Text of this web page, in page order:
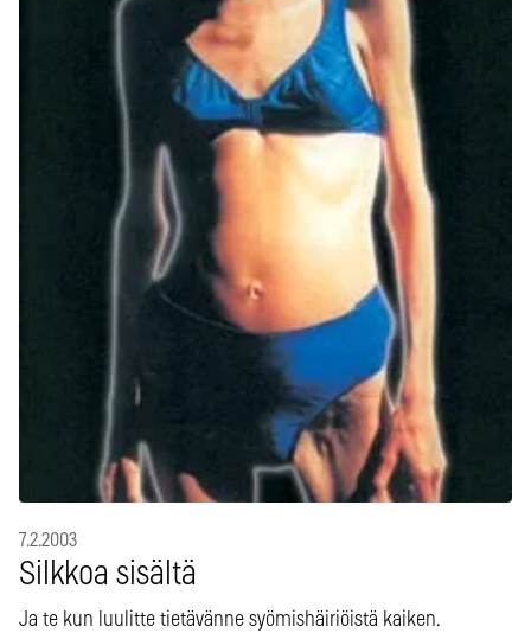
7.2.2003
Silkkoa sisältä
Ja te kun luulitte tietävänne syömishäiriöistä kaiken.